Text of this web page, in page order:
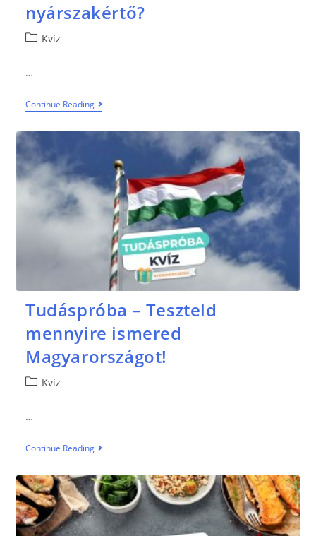
nyárszakértő?
Kvíz
…
Continue Reading
Tudáspróba – Teszteld
mennyire ismered
Magyarországot!
Kvíz
…
Continue Reading